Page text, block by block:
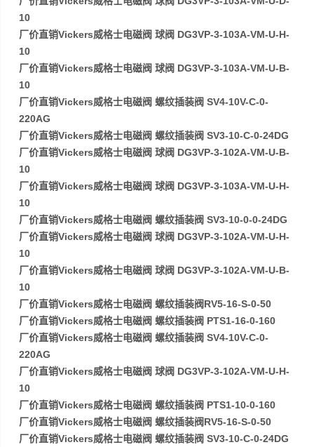
10
厂价直销Vickers威格士电磁阀 球阀 DG3VP-3-103A-VM-U-H-
10
厂价直销Vickers威格士电磁阀 球阀 DG3VP-3-103A-VM-U-B-
10
厂价直销Vickers威格士电磁阀 螺纹插装阀 SV4-10V-C-0-
220AG
厂价直销Vickers威格士电磁阀 螺纹插装阀 SV3-10-C-0-24DG
厂价直销Vickers威格士电磁阀 球阀 DG3VP-3-102A-VM-U-B-
10
厂价直销Vickers威格士电磁阀 球阀 DG3VP-3-103A-VM-U-H-
10
厂价直销Vickers威格士电磁阀 螺纹插装阀 SV3-10-0-0-24DG
厂价直销Vickers威格士电磁阀 球阀 DG3VP-3-102A-VM-U-H-
10
厂价直销Vickers威格士电磁阀 球阀 DG3VP-3-102A-VM-U-B-
10
厂价直销Vickers威格士电磁阀 螺纹插装阀RV5-16-S-0-50
厂价直销Vickers威格士电磁阀 螺纹插装阀 PTS1-16-0-160
厂价直销Vickers威格士电磁阀 螺纹插装阀 SV4-10V-C-0-
220AG
厂价直销Vickers威格士电磁阀 球阀 DG3VP-3-102A-VM-U-H-
10
厂价直销Vickers威格士电磁阀 螺纹插装阀 PTS1-10-0-160
厂价直销Vickers威格士电磁阀 螺纹插装阀RV5-16-S-0-50
厂价直销Vickers威格士电磁阀 螺纹插装阀 SV3-10-C-0-24DG